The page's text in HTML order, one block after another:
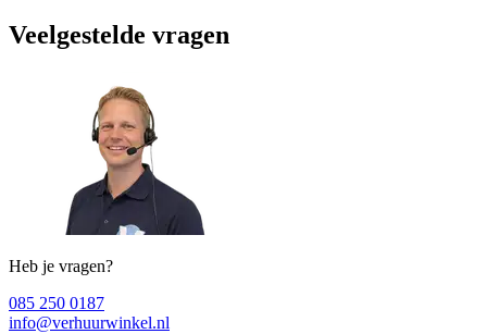
Veelgestelde vragen
Heb je vragen?
085 250 0187
info@verhuurwinkel.nl